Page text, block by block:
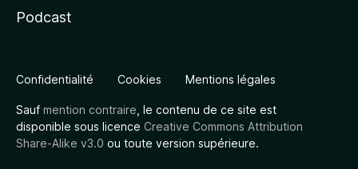
Podcast
Confidentialité Cookies Mentions légales
Sauf mention contraire , le contenu de ce site est
disponible sous licence Creative Commons Attribution
Share-Alike v3.0 ou toute version supérieure.